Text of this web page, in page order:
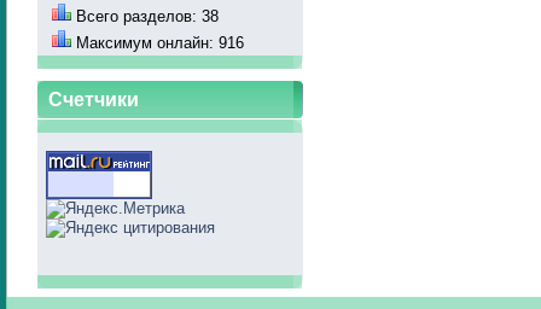
Всего разделов: 38
Максимум онлайн: 916
Счетчики